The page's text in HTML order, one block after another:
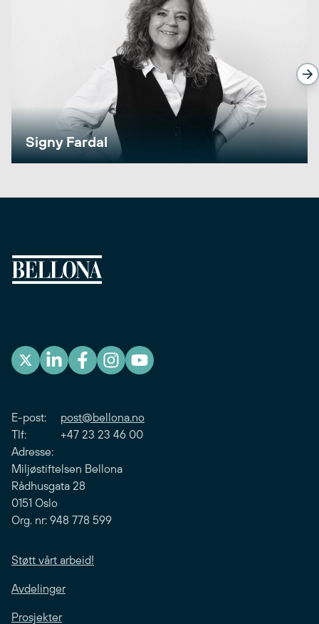
Signy Fardal
E-post: post@bellona.no
Tlf: +47 23 23 46 00
Adresse:
Miljøstiftelsen Bellona
Rådhusgata 28
0151 Oslo
Org. nr: 948 778 599
Støtt vårt arbeid!
Avdelinger
Prosjekter